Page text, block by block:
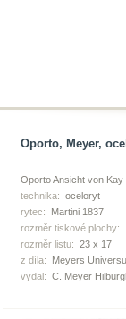
Oporto, Meyer,
Oporto Ansicht von Kay
technika: oceloryt
rytec:
Martini 1837
rozměr tiskové plochy:
rozměr listu: 23 x 17
z díla:
Meyers
vydal: C. Meyer